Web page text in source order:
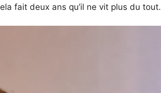
fait deux ans qu’il ne vit plus du tout.